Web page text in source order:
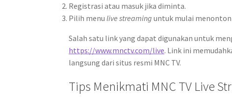
Registrasi atau masuk jika diminta.
Pilih menulive streaming untuk mulai
Salah satu link yang dapat digunakan untuk
https://www.mnctv.com/live. Link ini
langsung dari situs resmi MNC TV.
Tips Menikmati MNC TV Live